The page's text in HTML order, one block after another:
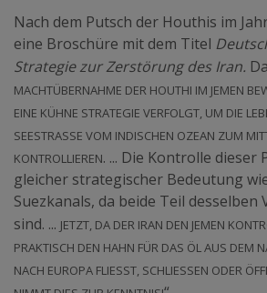
Nach dem Putsch der Houthis im
eine Broschüre mit dem Titel
Strategie zur Zerstörung des Iran.
Machtübernahme der Houthi im Jemen
eine kühne Strategie verfolgt, um die
Seestrasse vom Indischen Ozean zum
kontrollieren. ... Die Kontrolle dieser
gleicher strategischer Bedeutung
Suezkanals, da beide Teil desselben
sind. ... Jetzt, da der Iran den Jemen
praktisch den Hahn für das ÖL aus dem
nach Europa fliesst, schliessen oder